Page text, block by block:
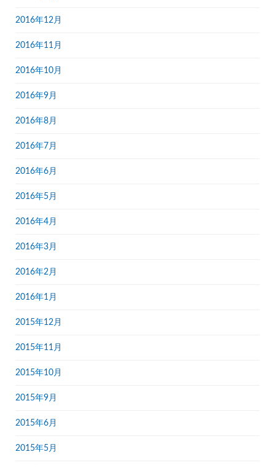
2016年12月
2016年11月
2016年10月
2016年9月
2016年8月
2016年7月
2016年6月
2016年5月
2016年4月
2016年3月
2016年2月
2016年1月
2015年12月
2015年11月
2015年10月
2015年9月
2015年6月
2015年5月